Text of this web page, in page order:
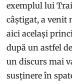
exemplul lui
câștigat, a venit
aici același
după un astfel
un discurs mai
susținere în